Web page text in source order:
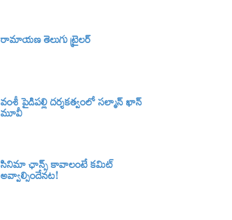
రామాయణ తెలుగు ట్రైలర్‌
వంశీ పైడిపల్లి దర్శకత్వంలో సల్మాన్ ఖాన్
మూవీ
సినిమా ఛాన్స్ కావాలంటే కమిట్
అవ్వాల్సిందేనట!